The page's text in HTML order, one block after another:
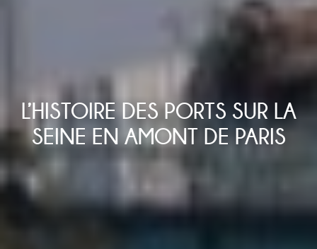
L’HISTOIRE DES PORTS SUR LA
SEINE EN AMONT DE PARIS